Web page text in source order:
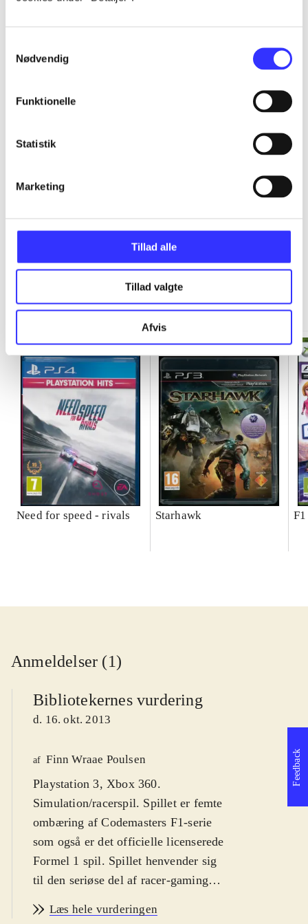
Nødvendig
Funktionelle
Statistik
Marketing
Tillad alle
Tillad valgte
Afvis
...
...
...
...
Minder om
Need for speed - rivals Starhawk
Anmeldelser (1)
Bibliotekernes vurdering
d. 16. okt. 2013
af Finn Wraae Poulsen
Playstation 3, Xbox 360.
Simulation/racerspil. Spillet er femte
ombæring af Codemasters F1-serie
som også er det officielle licenserede
Formel 1 spil. Spillet henvender sig
til den seriøse del af racer-gaming
børn fra ca. 12 år, unge og voksne.
Læs hele vurderingen
Feedback